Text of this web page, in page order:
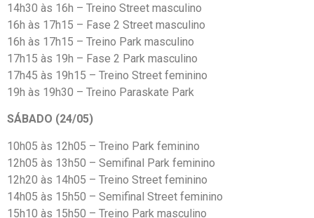
14h30 às 16h – Treino Street masculino
16h às 17h15 – Fase 2 Street masculino
16h às 17h15 – Treino Park masculino
17h15 às 19h – Fase 2 Park masculino
17h45 às 19h15 – Treino Street feminino
19h às 19h30 – Treino Paraskate Park
SÁBADO (24/05)
10h05 às 12h05 – Treino Park feminino
12h05 às 13h50 – Semifinal Park feminino
12h20 às 14h05 – Treino Street feminino
14h05 às 15h50 – Semifinal Street feminino
15h10 às 15h50 – Treino Park masculino